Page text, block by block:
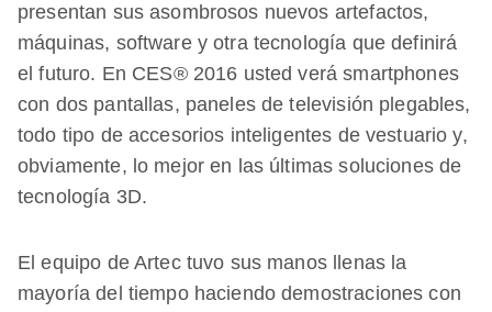
presentan sus asombrosos nuevos artefactos,
máquinas, software y otra tecnología que definirá
el futuro. En CES® 2016 usted verá smartphones
con dos pantallas, paneles de televisión plegables,
todo tipo de accesorios inteligentes de vestuario y,
obviamente, lo mejor en las últimas soluciones de
tecnología 3D.
El equipo de Artec tuvo sus manos llenas la
mayoría del tiempo haciendo demostraciones con